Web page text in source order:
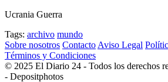
Ucrania Guerra
Tags: archivo mundo
Sobre nosotros Contacto Aviso Legal
Términos y Condiciones
© 2025 El Diario 24 - Todos los derechos
- Depositphotos